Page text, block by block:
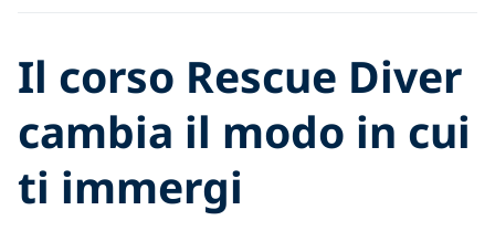
Il corso Rescue Diver
cambia il modo in cui
ti immergi